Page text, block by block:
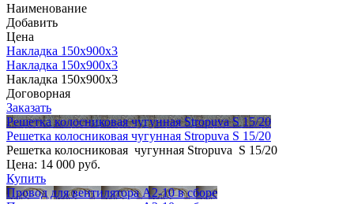
Наименование
Добавить
Цена
Накладка 150х900х3
Накладка 150х900х3
Накладка 150х900х3
Договорная
Заказать
Решетка колосниковая чугунная Stropuva S 15/20
Решетка колосниковая чугунная Stropuva S 15/20
Решетка колосниковая чугунная Stropuva S 15/20
Цена: 14 000 руб.
Купить
Провод для вентилятора А2-10 в сборе